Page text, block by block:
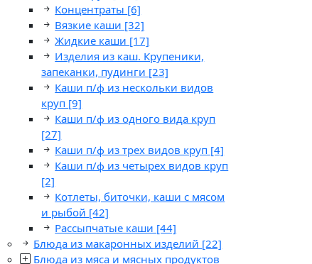
Концентраты [6]
Вязкие каши [32]
Жидкие каши [17]
Изделия из каш. Крупеники,
запеканки, пудинги [23]
Каши п/ф из нескольки видов
круп [9]
Каши п/ф из одного вида круп
[27]
Каши п/ф из трех видов круп [4]
Каши п/ф из четырех видов круп
[2]
Котлеты, биточки, каши с мясом
и рыбой [42]
Рассыпчатые каши [44]
Блюда из макаронных изделий [22]
Блюда из мяса и мясных продуктов